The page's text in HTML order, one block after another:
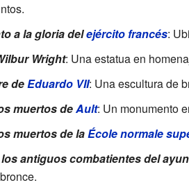
a la gloria delejército francés:
Wright: Una estatua en
deEduardo VII: Una escultura de
muertos deAult: Un monumento
muertos de laÉcole normale
antiguos combatientes del